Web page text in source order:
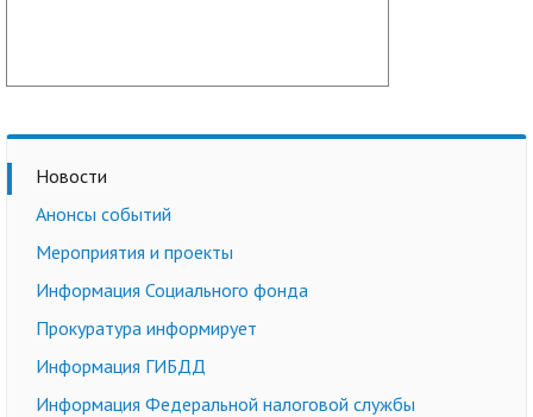
Новости
Анонсы событий
Мероприятия и проекты
Информация Социального фонда
Прокуратура информирует
Информация ГИБДД
Информация Федеральной налоговой службы